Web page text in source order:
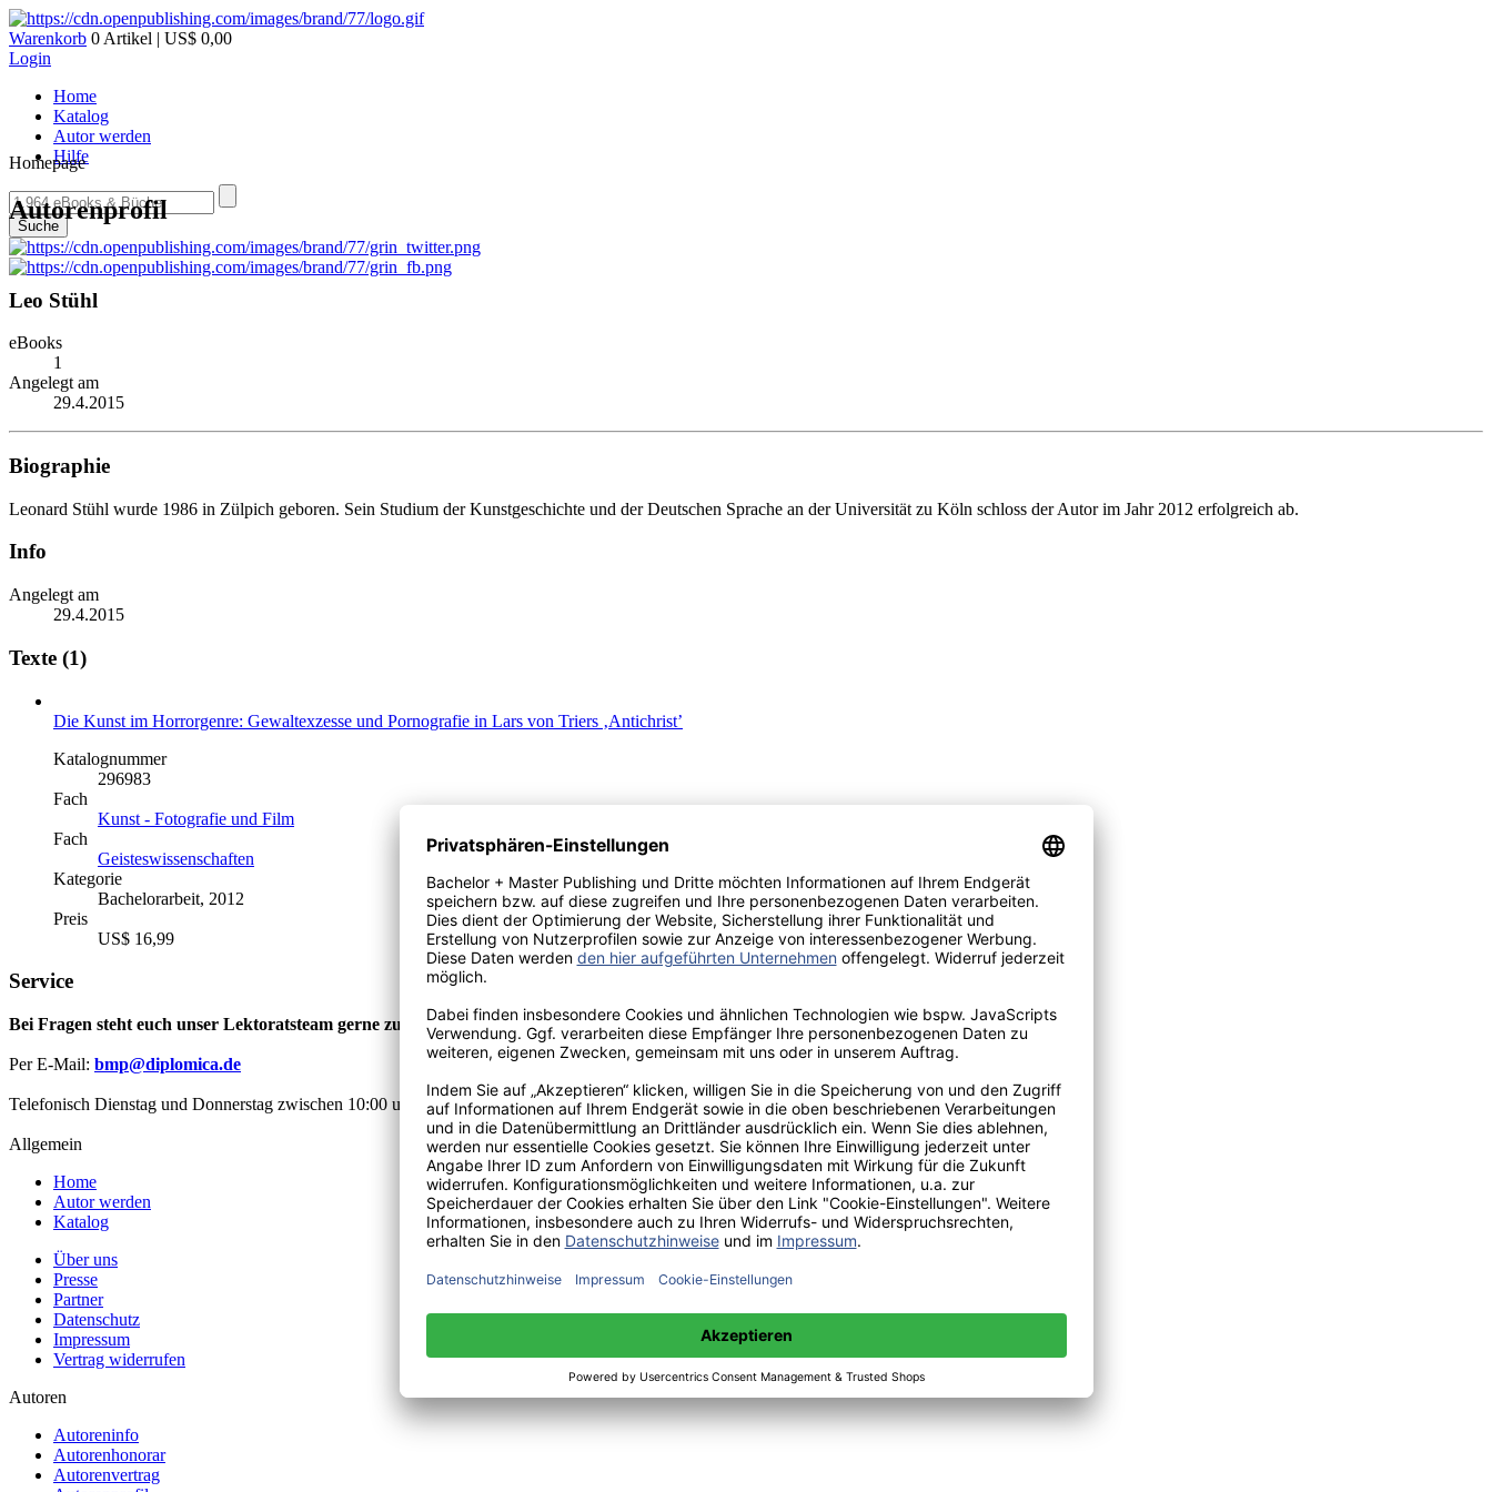
Warenkorb 0 Artikel | US$ 0,00
Login
Home
Katalog
Autor werden
Hilfe
Suche
Homepage
Autorenprofil
Leo Stühl
eBooks
1
Angelegt am
29.4.2015
Biographie
Leonard Stühl wurde 1986 in Zülpich geboren. Sein Studium der Kunstgeschichte und der Deutschen Sprache an der Universität zu Köln schloss der Autor im Jahr 2012 erfolgreich ab.
Info
Angelegt am
29.4.2015
Texte (1)
Die Kunst im Horrorgenre: Gewaltexzesse und Pornografie in Lars von Triers ‚Antichrist’
Katalognummer
296983
Fach
Kunst - Fotografie und Film
Fach
Geisteswissenschaften
Kategorie
Bachelorarbeit, 2012
Preis
US$ 16,99
Service
Bei Fragen steht euch unser Lektoratsteam gerne zur Verfügung:
Per E-Mail: bmp@diplomica.de
Telefonisch Dienstag und Donnerstag zwischen 10:00 und 12:00 Uhr sowie Mittwoch 14:00 bis 15:00 Uhr:+49(0)176-85996762
Allgemein
Home
Autor werden
Katalog
Über uns
Presse
Partner
Datenschutz
Impressum
Vertrag widerrufen
Autoren
Autoreninfo
Autorenhonorar
Autorenvertrag